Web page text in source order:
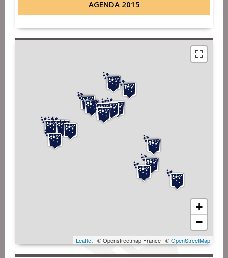
AGENDA 2015
+
−
Leaflet | © Openstreetmap France | ©OpenStreetMap